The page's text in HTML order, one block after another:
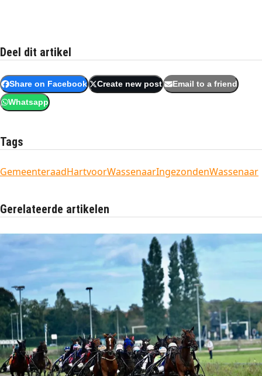
Deel dit artikel
Share on Facebook Create new post Email to a friend
Whatsapp
Tags
GemeenteraadHartvoorWassenaarIngezondenWassenaar
Gerelateerde artikelen